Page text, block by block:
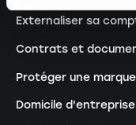
Externaliser sa
Contrats et
Protéger une marque
Domicile d'entreprise